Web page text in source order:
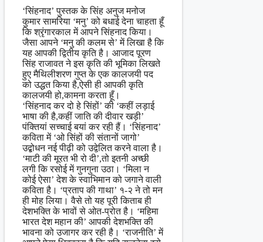
Share
‘सिंहनाद’ पुस्तक के सिंह अनुज मनोज
कुमार सामरिया ‘मनु’ को बधाई देना चाहता हूँ
कि श्रृंगारकाल में आपने सिंहनाद किया।
जैसा आपने ‘मनु की कलम से’ में लिखा है कि
यह आपकी द्वितीय कृति है। आजाद पूरण
सिंह राजावत ने इस कृति की भूमिका लिखते
हुए मैथिलीशरण गुप्त के एक कालजयी पद
को उद्धत किया है,ऐसी ही आपकी कृति
कालजयी हो,कामना करता हूँ।
‘सिंहनाद कर दो हे सिंहों’ की ‘कहीं लड़ाई
भाषा की है,कहीं जाति की दीवार खड़ी’
पंक्तियां सच्चाई बयां कर रही हैं। ‘सिंहनाद’
कविता में ‘ओ सिंहों की संतानों जागो’
उद्बोधन नई पीढ़ी को उद्वेलित करने वाला है।
‘माटी की मूरत भी रो दी’,तो इतनी अच्छी
लगी कि रसोई में गुनगुना उठा। ‘मिला न
कोई ऐसा’ देश के स्वाभिमान को जगाने वाली
कविता है। ‘प्रताप की गाथा’ १-२ ने तो मन
ही मोह लिया। वैसे तो यह पूरी किताब ही
देशभक्ति के भावों से ओत-प्रोत है। ‘महिमा
भारत देश महान की’ आपकी देशभक्ति की
भावना को उजागर कर रही है। ‘राजनीति’ में